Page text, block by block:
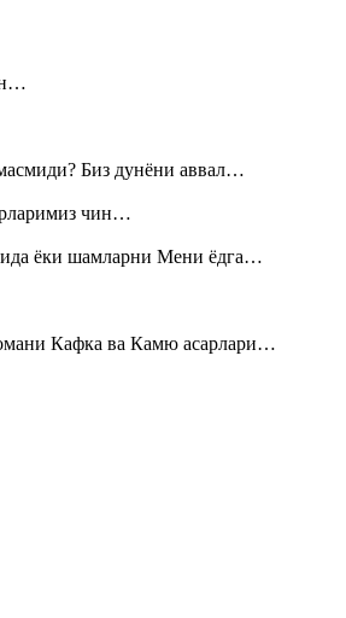
Биз дунёни аввал…
чин…
ёки шамларни Мени ёдга…
Кафка ва Камю асарлари…